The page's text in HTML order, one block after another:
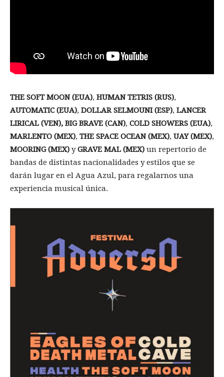
THE SOFT MOON (EUA), HUMAN TETRIS (RUS),
AUTOMATIC (EUA), DOLLAR SELMOUNI (ESP), LANCER
LIRICAL (VEN), BIG BRAVE (CAN), COLD SHOWERS (EUA),
MARLENTO (MEX), THE SPACE OCEAN (MEX), UAY (MEX),
MOORING (MEX) yGRAVE MAL (MEX) un repertorio de
bandas de distintas nacionalidades y estilos que se
darán lugar en el Agua Azul, para regalarnos una
experiencia musical única.